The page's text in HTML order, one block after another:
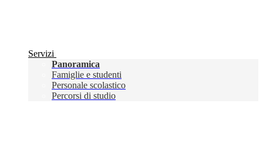
Servizi
Panoramica
Famiglie e studenti
Personale scolastico
Percorsi di studio